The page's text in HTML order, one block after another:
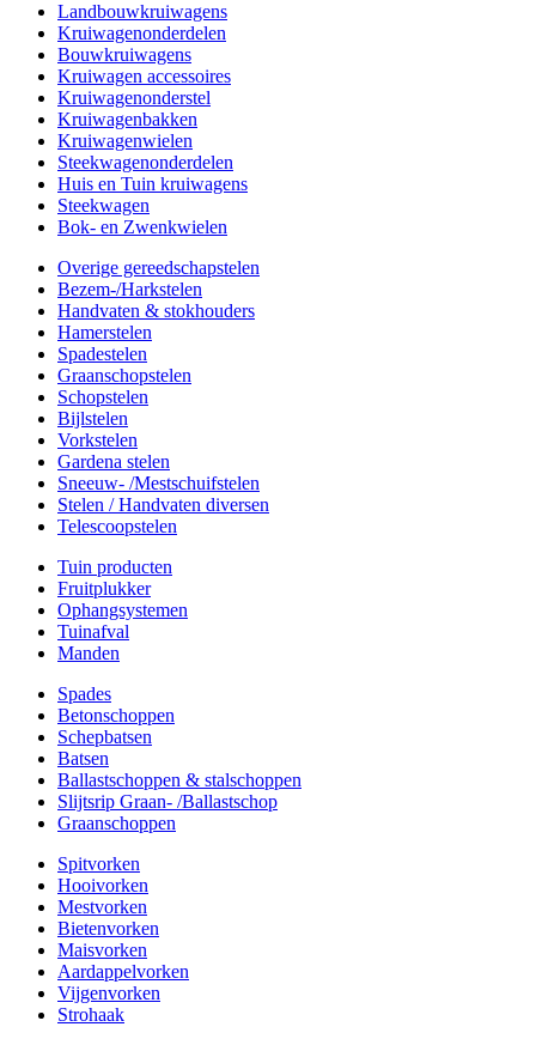
Landbouwkruiwagens
Kruiwagenonderdelen
Bouwkruiwagens
Kruiwagen accessoires
Kruiwagenonderstel
Kruiwagenbakken
Kruiwagenwielen
Steekwagenonderdelen
Huis en Tuin kruiwagens
Steekwagen
Bok- en Zwenkwielen
Overige gereedschapstelen
Bezem-/Harkstelen
Handvaten & stokhouders
Hamerstelen
Spadestelen
Graanschopstelen
Schopstelen
Bijlstelen
Vorkstelen
Gardena stelen
Sneeuw- /Mestschuifstelen
Stelen / Handvaten diversen
Telescoopstelen
Tuin producten
Fruitplukker
Ophangsystemen
Tuinafval
Manden
Spades
Betonschoppen
Schepbatsen
Batsen
Ballastschoppen & stalschoppen
Slijtsrip Graan- /Ballastschop
Graanschoppen
Spitvorken
Hooivorken
Mestvorken
Bietenvorken
Maisvorken
Aardappelvorken
Vijgenvorken
Strohaak